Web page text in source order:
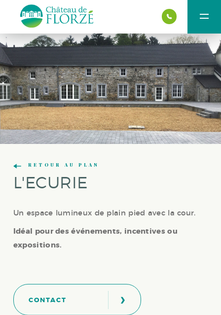
RETOUR AU PLAN
L'ECURIE
Un espace lumineux de plain pied avec la cour.
Idéal pour des événements, incentives ou
expositions.
CONTACT ›